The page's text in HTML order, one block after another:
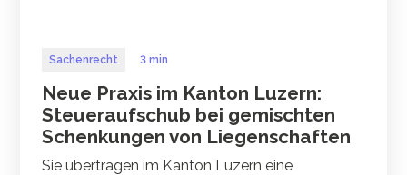
Sachenrecht 3 min
Neue Praxis im Kanton Luzern:
Steueraufschub bei gemischten
Schenkungen von Liegenschaften
Sie übertragen im Kanton Luzern eine